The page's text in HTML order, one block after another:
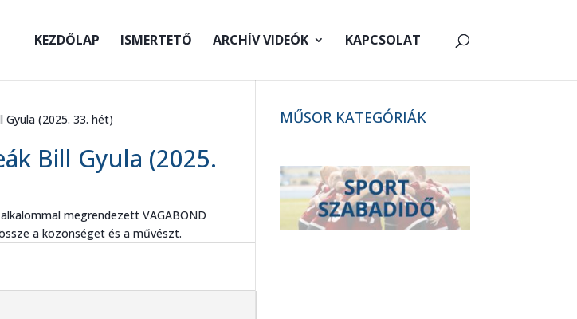
KEZDŐLAP ISMERTETŐ ARCHÍV VIDEÓK KAPCSOLAT
(2025. 33. hét)
Bill Gyula (2025.
megrendezett VAGABOND
a közönséget és a művészt.
MŰSOR KATEGÓRIÁK